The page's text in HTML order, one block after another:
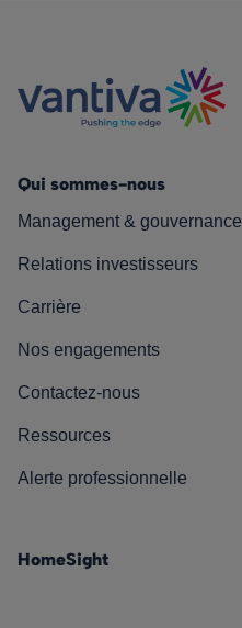
Qui sommes-nous
Management & gouvernance
Relations investisseurs
Carrière
Nos engagements
Contactez-nous
Ressources
Alerte professionnelle
HomeSight